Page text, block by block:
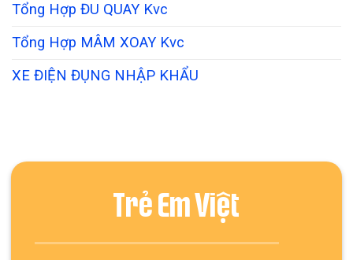
Tổng Hợp ĐU QUAY Kvc
Tổng Hợp MÂM XOAY Kvc
XE ĐIỆN ĐỤNG NHẬP KHẨU
Trẻ Em Việt